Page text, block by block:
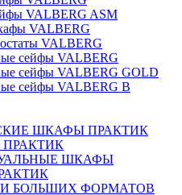
VALBERG ASM
VALBERG
VALBERG
сейфы VALBERG
сейфы VALBERG GOLD
сейфы VALBERG В
ШКАФЫ ПРАКТИК
ПРАКТИК
ШКАФЫ
БОЛЬШИХ ФОРМАТОВ